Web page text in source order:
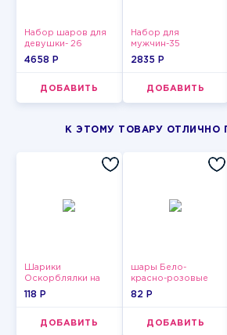
Набор шаров для
девушки- 26
4658 P
ДОБАВИТЬ
Набор для
мужчин-35
2835 P
ДОБАВИТЬ
К ЭТОМУ ТОВАРУ ОТЛИЧНО
Шарики
Оскорблялки на
день рождения для
118 P
ДОБАВИТЬ
шары Бело-
красно-розовые
пастельные
82 P
ДОБАВИТЬ